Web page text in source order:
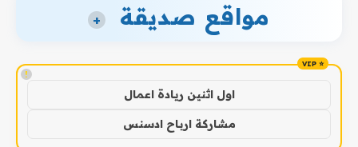
مواقع صديقة +
!
اول اثنين ريادة اعمال
مشاركة ارباح ادسنس